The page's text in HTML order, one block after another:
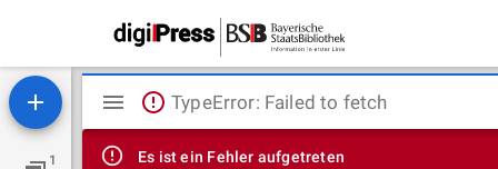
1
Mirador
Viewer
TypeError: Failed to fetch
Es ist ein Fehler aufgetreten